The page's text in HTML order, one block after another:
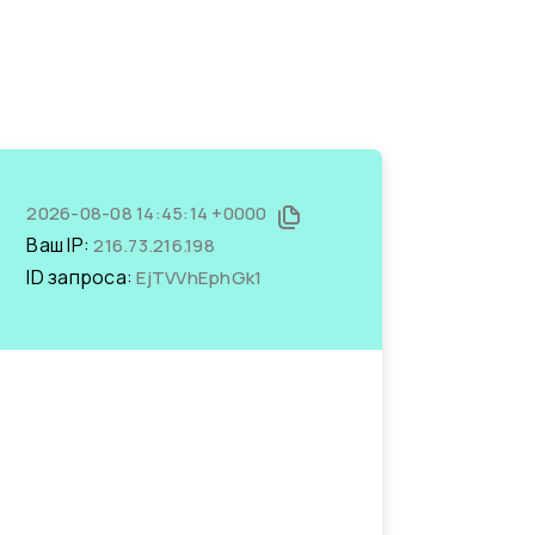
2026-08-08 14:45:14 +0000
Ваш IP:216.73.216.198
ID запроса:EjTVVhEphGk1